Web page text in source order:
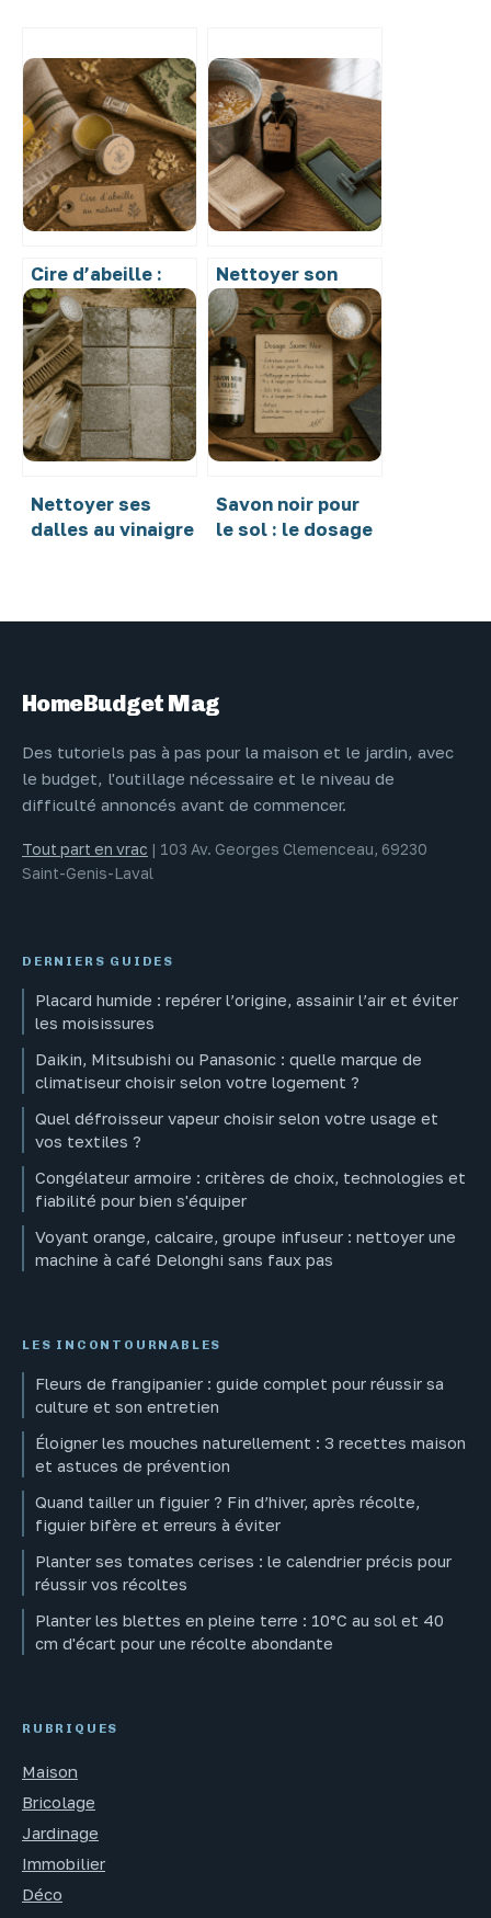
Cire d’abeille :
comment
l’utiliser en
cosmétique,
entretien du bois
et cuisine zéro
déchet ?
Nettoyer son
parquet vitrifié
au savon noir : 1
cuillère à soupe
et 4 étapes pour
un sol éclatant
Nettoyer ses
dalles au vinaigre
Savon noir pour
le sol : le dosage
HomeBudget Mag
Des tutoriels pas à pas pour la maison et le jardin, avec
le budget, l'outillage nécessaire et le niveau de
difficulté annoncés avant de commencer.
Tout part en vrac | 103 Av. Georges Clemenceau, 69230
Saint-Genis-Laval
DERNIERS GUIDES
Placard humide : repérer l’origine, assainir l’air et éviter
les moisissures
Daikin, Mitsubishi ou Panasonic : quelle marque de
climatiseur choisir selon votre logement ?
Quel défroisseur vapeur choisir selon votre usage et
vos textiles ?
Congélateur armoire : critères de choix, technologies et
fiabilité pour bien s'équiper
Voyant orange, calcaire, groupe infuseur : nettoyer une
machine à café Delonghi sans faux pas
LES INCONTOURNABLES
Fleurs de frangipanier : guide complet pour réussir sa
culture et son entretien
Éloigner les mouches naturellement : 3 recettes maison
et astuces de prévention
Quand tailler un figuier ? Fin d’hiver, après récolte,
figuier bifère et erreurs à éviter
Planter ses tomates cerises : le calendrier précis pour
réussir vos récoltes
Planter les blettes en pleine terre : 10°C au sol et 40
cm d'écart pour une récolte abondante
RUBRIQUES
Maison
Bricolage
Jardinage
Immobilier
Déco